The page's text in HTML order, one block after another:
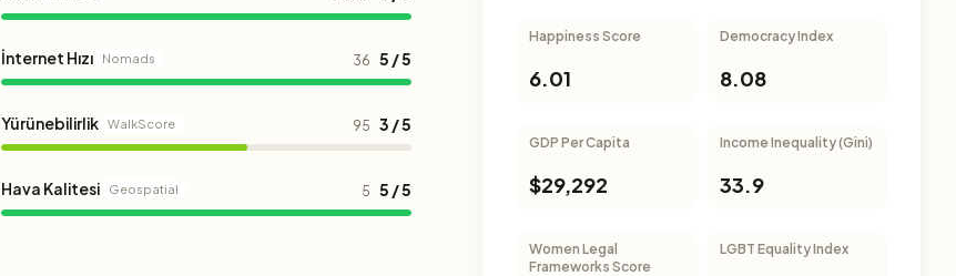
İnternet Hızı Nomads 36 5 / 5
Yürünebilirlik WalkScore 95 3 / 5
Hava Kalitesi Geospatial 5 5 / 5
Happiness Score
6.01
Democracy Index
8.08
GDP Per Capita
$29,292
Income Inequality (Gini)
33.9
Women Legal
Frameworks Score
LGBT Equality Index